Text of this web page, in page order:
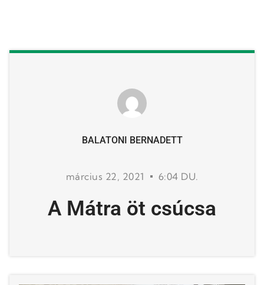
BALATONI BERNADETT
március 22, 2021 6:04 DU.
A Mátra öt csúcsa